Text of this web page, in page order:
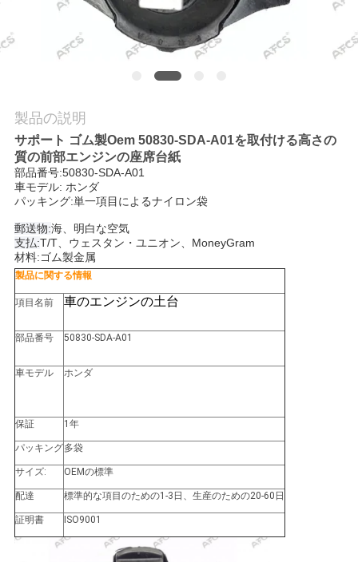
理
い
合
わ
せ
ニ
ュ
ー
ス
引
金
を
求
製品の説明
サポート ゴム製Oem 50830-SDA-A01を取付ける高さの
質の前部エンジンの座席台紙
部品番号:50830-SDA-A01
車モデル: ホンダ
パッキング:単一項目によるナイロン袋
郵送物:海、明白な空気
支払:T/T、ウェスタン・ユニオン、MoneyGram
材料:ゴム製金属
製品に関する情報
項目名前 車のエンジンの土台
部品番号 50830-SDA-A01
車モデル ホンダ
保証 1年
パッキング多袋
サイズ: OEMの標準
配達 標準的な項目のための1-3日、生産のための20-60日
証明書 ISO9001